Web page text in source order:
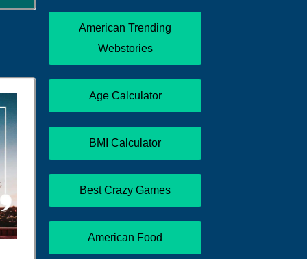
American Trending
Webstories
Age Calculator
BMI Calculator
Best Crazy Games
American Food